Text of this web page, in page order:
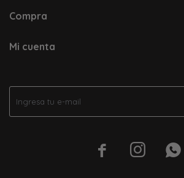
  
Compra
Mi cuenta